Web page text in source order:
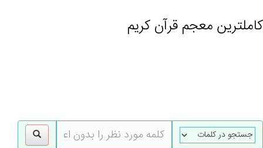
کاملترین معجم قرآن کریم